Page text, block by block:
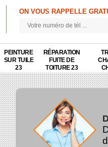
ON VOUS RAPPELLE
PEINTURE
SUR TUILE
23
RÉPARATION
FUITE DE
TOITURE 23